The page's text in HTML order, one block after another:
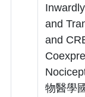
and
and
物醫學